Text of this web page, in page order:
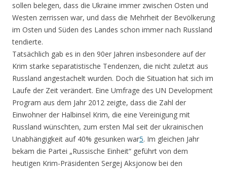
sollen belegen, dass die Ukraine immer zwischen Osten und
Westen zerrissen war, und dass die Mehrheit der Bevölkerung
im Osten und Süden des Landes schon immer nach Russland
tendierte.
Tatsächlich gab es in den 90er Jahren insbesondere auf der
Krim starke separatistische Tendenzen, die nicht zuletzt aus
Russland angestachelt wurden. Doch die Situation hat sich im
Laufe der Zeit verändert. Eine Umfrage des UN Development
Program aus dem Jahr 2012 zeigte, dass die Zahl der
Einwohner der Halbinsel Krim, die eine Vereinigung mit
Russland wünschten, zum ersten Mal seit der ukrainischen
Unabhängigkeit auf 40% gesunken war5. Im gleichen Jahr
bekam die Partei „Russische Einheit“ geführt von dem
heutigen Krim-Präsidenten Sergej Aksjonow bei den